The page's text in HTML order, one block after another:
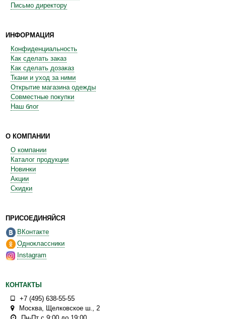
Письмо директору
ИНФОРМАЦИЯ
Конфиденциальность
Как сделать заказ
Как сделать дозаказ
Ткани и уход за ними
Открытие магазина одежды
Совместные покупки
Наш блог
О КОМПАНИИ
О компании
Каталог продукции
Новинки
Акции
Скидки
ПРИСОЕДИНЯЙСЯ
ВКонтакте
Одноклассники
Instagram
КОНТАКТЫ
+7 (495) 638-55-55
Москва Щелковское ш., 2